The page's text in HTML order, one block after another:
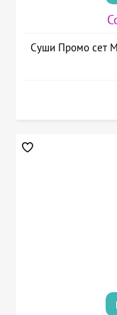
Суши Промо сет